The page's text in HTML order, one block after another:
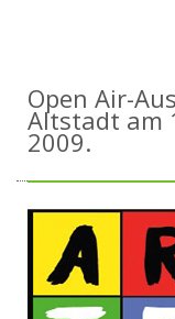
Open Air-
Altstadt am
2009.